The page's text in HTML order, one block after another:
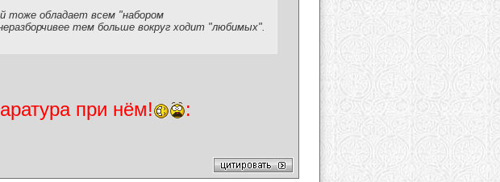
тоже обладает всем "набором
тем больше вокруг ходит "любимых".
при нём! :